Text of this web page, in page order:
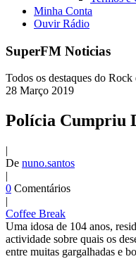
Minha Conta
Ouvir Rádio
SuperFM Noticias
Todos os destaques do Rock
28 Março 2019
Polícia Cumpriu
|
De nuno.santos
|
0 Comentários
|
Coffee Break
Uma idosa de 104 anos,
actividade sobre quais os
entre muitas gargalhadas e